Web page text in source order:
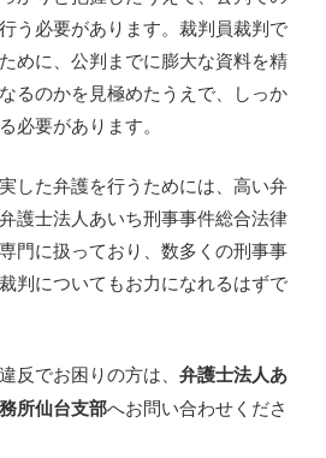
う必要があります。裁判員裁判で
めに、公判までに膨大な資料を精
るのかを見極めたうえで、しっか
必要があります。
した弁護を行うためには、高い弁
護士法人あいち刑事事件総合法律
門に扱っており、数多くの刑事事
判についてもお力になれるはずで
反でお困りの方は、弁護士法人あ
所仙台支部へお問い合わせくださ